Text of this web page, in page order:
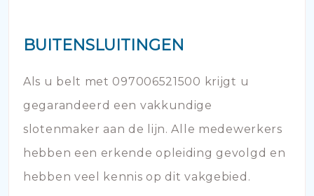
BUITENSLUITINGEN
Als u belt met 097006521500 krijgt u
gegarandeerd een vakkundige
slotenmaker aan de lijn. Alle medewerkers
hebben een erkende opleiding gevolgd en
hebben veel kennis op dit vakgebied.